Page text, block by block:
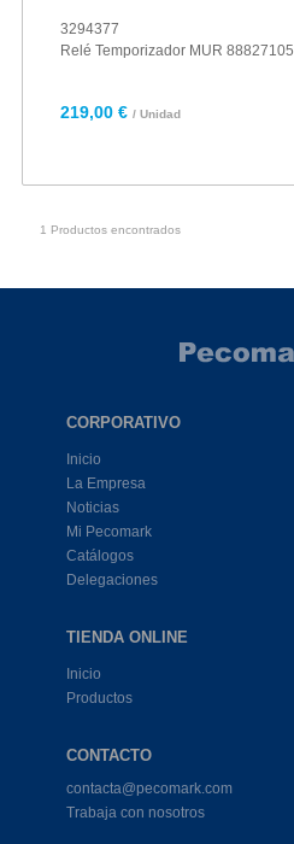
3294377
Relé Temporizador MUR 88827105
219,00 € / Unidad
1 Productos encontrados
CORPORATIVO
Inicio
La Empresa
Noticias
Mi Pecomark
Catálogos
Delegaciones
TIENDA ONLINE
Inicio
Productos
CONTACTO
contacta@pecomark.com
Trabaja con nosotros